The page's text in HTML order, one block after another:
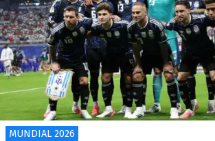
MUNDIAL 2026